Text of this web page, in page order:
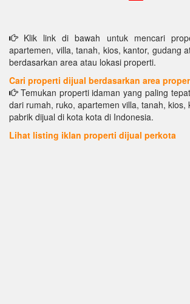
Klik link di bawah untuk mencari
apartemen, villa, tanah, kios, kantor, gudang
berdasarkan area atau lokasi properti.
Cari properti dijual berdasarkan area
Temukan properti idaman yang paling
dari rumah, ruko, apartemen villa, tanah, kios,
pabrik dijual di kota kota di Indonesia.
Lihat listing iklan properti dijual perkota